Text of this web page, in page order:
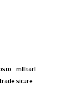
·militari
sicure ·